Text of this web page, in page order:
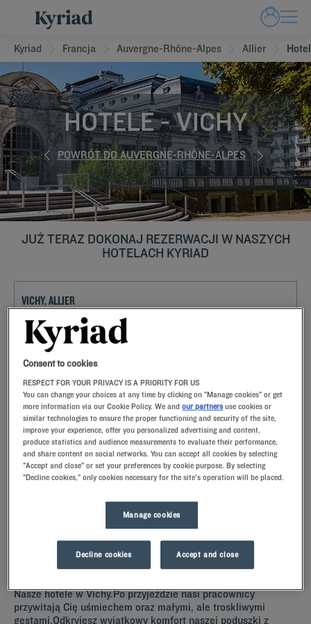
Kyriad Francja Auvergne-Rhône-Alpes Allier
HOTELE - VICHY
POWRÓT DO AUVERGNE-RHÔNE-ALPES
JUŻ TERAZ DOKONAJ REZERWACJI W NASZYCH
HOTELACH KYRIAD
Navigate forward to interact with the calendar and select a date. Press
ZNAJDŹ HOTEL
Dodaj specjalny kod
komfortowe pokoje i dobrą kuchnię w najlepszej cenie!
Nasze hotele w Vichy.Po przyjeździe nasi pracownicy
przywitają Cię uśmiechem oraz małymi, ale troskliwymi
gestami.Odkryjesz wyjątkowy komfort naszej poduszki z
Consent to cookies
RESPECT FOR YOUR PRIVACY IS A PRIORITY FOR US
You can change your choices at any time by clicking on "Manage cookies" or get
more information via our Cookie Policy. We andour partners use cookies or
similar technologies to ensure the proper functioning and security of the site,
improve your experience, offer you personalized advertising and content,
produce statistics and audience measurements to evaluate their performance,
and share content on social networks. You can accept all cookies by selecting
"Accept and close" or set your preferences by cookie purpose. By selecting
"Decline cookies," only cookies necessary for the site's operation will be placed.
Manage cookies
Decline cookies Accept and close